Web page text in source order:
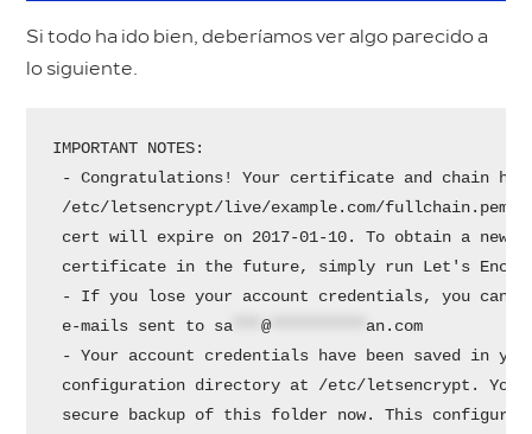
Si todo ha ido bien, deberíamos ver algo parecido a
lo siguiente.
IMPORTANT NOTES:
- Congratulations! Your certificate and chain
/etc/letsencrypt/live/example.com/fullchain.pem.
cert will expire on 2017-01-10. To obtain a new
certificate in the future, simply run Let's
- If you lose your account credentials, you can
e-mails sent to sa ***@********** an.com
- Your account credentials have been saved in
configuration directory at /etc/letsencrypt. You
secure backup of this folder now. This